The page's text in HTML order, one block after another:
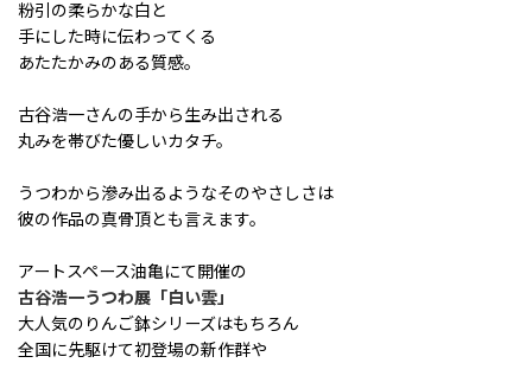
粉引の柔らかな白と
手にした時に伝わってくる
あたたかみのある質感。
古谷浩一さんの手から生み出される
丸みを帯びた優しいカタチ。
うつわから滲み出るようなそのやさしさは
彼の作品の真骨頂とも言えます。
アートスペース油亀にて開催の
古谷浩一うつわ展「白い雲」
大人気のりんご鉢シリーズはもちろん
全国に先駆けて初登場の新作群や